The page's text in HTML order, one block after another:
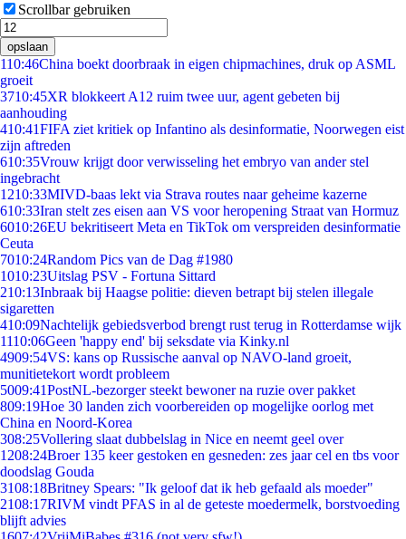
Scrollbar gebruiken
opslaan
110:46China boekt doorbraak in eigen chipmachines, druk op ASML
groeit
3710:45XR blokkeert A12 ruim twee uur, agent gebeten bij
aanhouding
410:41FIFA ziet kritiek op Infantino als desinformatie, Noorwegen eist
zijn aftreden
610:35Vrouw krijgt door verwisseling het embryo van ander stel
ingebracht
1210:33MIVD-baas lekt via Strava routes naar geheime kazerne
610:33Iran stelt zes eisen aan VS voor heropening Straat van Hormuz
6010:26EU bekritiseert Meta en TikTok om verspreiden desinformatie
Ceuta
7010:24Random Pics van de Dag #1980
1010:23Uitslag PSV - Fortuna Sittard
210:13Inbraak bij Haagse politie: dieven betrapt bij stelen illegale
sigaretten
410:09Nachtelijk gebiedsverbod brengt rust terug in Rotterdamse wijk
1110:06Geen 'happy end' bij seksdate via Kinky.nl
4909:54VS: kans op Russische aanval op NAVO-land groeit,
munitietekort wordt probleem
5009:41PostNL-bezorger steekt bewoner na ruzie over pakket
809:19Hoe 30 landen zich voorbereiden op mogelijke oorlog met
China en Noord-Korea
308:25Vollering slaat dubbelslag in Nice en neemt geel over
1208:24Broer 135 keer gestoken en gesneden: zes jaar cel en tbs voor
doodslag Gouda
3108:18Britney Spears: "Ik geloof dat ik heb gefaald als moeder"
2108:17RIVM vindt PFAS in al de geteste moedermelk, borstvoeding
blijft advies